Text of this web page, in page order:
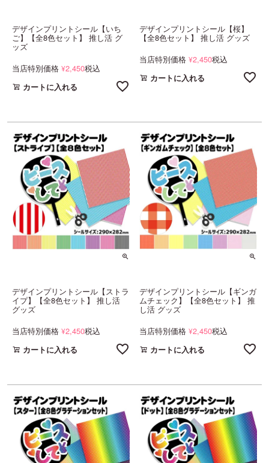
デザインプリントシール【いち
ご】【全8色セット】 推し活 グ
ッズ
当店特別価格 ¥2,450税込
カートに入れる
デザインプリントシール【桜】
【全8色セット】 推し活 グッズ
当店特別価格 ¥2,450税込
カートに入れる
デザインプリントシール【ストラ
イプ】【全8色セット】 推し活
グッズ
当店特別価格 ¥2,450税込
カートに入れる
デザインプリントシール【ギンガ
ムチェック】【全8色セット】 推
し活 グッズ
当店特別価格 ¥2,450税込
カートに入れる